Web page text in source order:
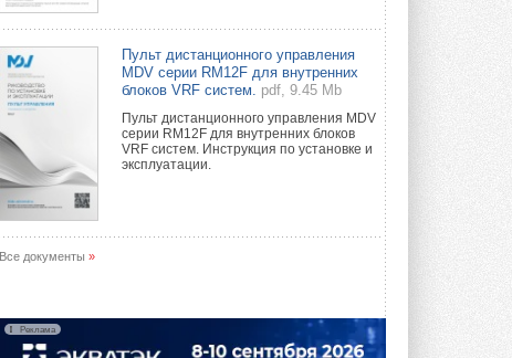
Пульт дистанционного управления
MDV серии RM12F для внутренних
блоков VRF систем.
pdf, 9.45 Mb
Пульт дистанционного управления MDV
серии RM12F для внутренних блоков
VRF систем. Инструкция по установке и
эксплуатации.
Все документы »
Реклама